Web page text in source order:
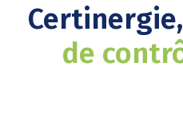
Certinergie,
de